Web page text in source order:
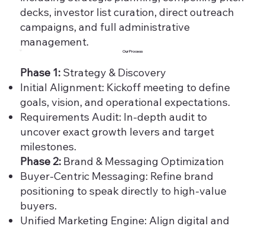
decks, investor list curation, direct outreach
campaigns, and full administrative
management.
Our Process
Phase 1: Strategy & Discovery
Initial Alignment: Kickoff meeting to define
goals, vision, and operational expectations.
Requirements Audit: In-depth audit to
uncover exact growth levers and target
milestones.
Phase 2: Brand & Messaging Optimization
Buyer-Centric Messaging: Refine brand
positioning to speak directly to high-value
buyers.
Unified Marketing Engine: Align digital and